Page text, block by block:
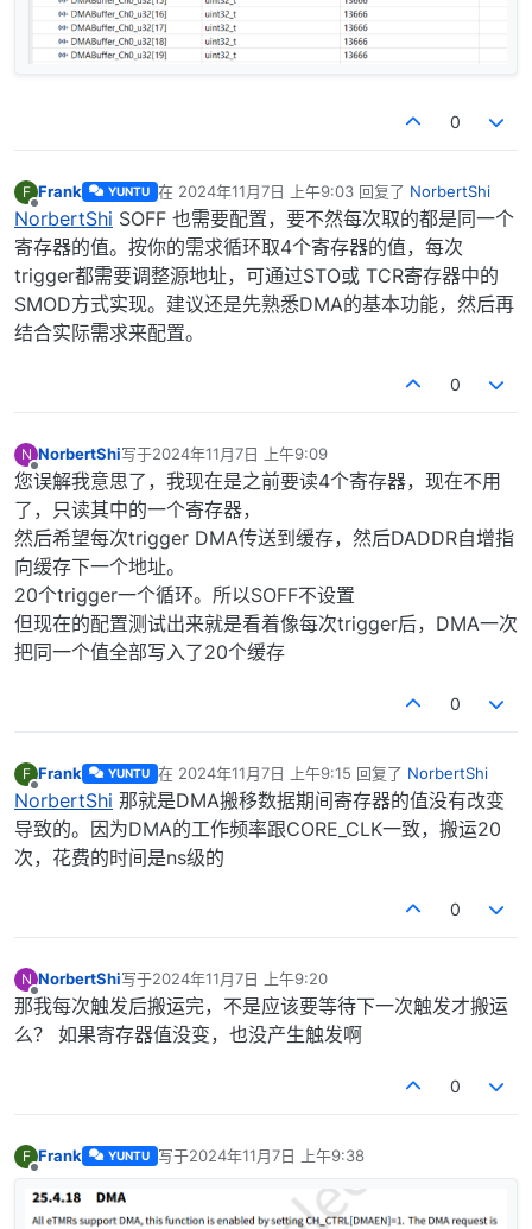
0
F
离线
Frank YUNTU 在 2024年11月7日 上午9:03回复了 NorbertShi
最后由 编辑
NorbertShi SOFF 也需要配置，要不然每次取的都是同一个
寄存器的值。按你的需求循环取4个寄存器的值，每次
trigger都需要调整源地址，可通过STO或 TCR寄存器中的
SMOD方式实现。建议还是先熟悉DMA的基本功能，然后再
结合实际需求来配置。
0
N
离线
NorbertShi写于2024年11月7日 上午9:09
最后由 编辑
您误解我意思了，我现在是之前要读4个寄存器，现在不用
了，只读其中的一个寄存器，
然后希望每次trigger DMA传送到缓存，然后DADDR自增指
向缓存下一个地址。
20个trigger一个循环。所以SOFF不设置
但现在的配置测试出来就是看着像每次trigger后，DMA一次
把同一个值全部写入了20个缓存
0
F
离线
Frank YUNTU 在 2024年11月7日 上午9:15 回复了 NorbertShi
最后由 编辑
NorbertShi 那就是DMA搬移数据期间寄存器的值没有改变
导致的。因为DMA的工作频率跟CORE_CLK一致，搬运20
次，花费的时间是ns级的
0
N
离线
NorbertShi写于2024年11月7日 上午9:20
最后由 编辑
那我每次触发后搬运完，不是应该要等待下一次触发才搬运
么？ 如果寄存器值没变，也没产生触发啊
0
F Frank YUNTU 写于2024年11月7日 上午9:38
最后由 编辑